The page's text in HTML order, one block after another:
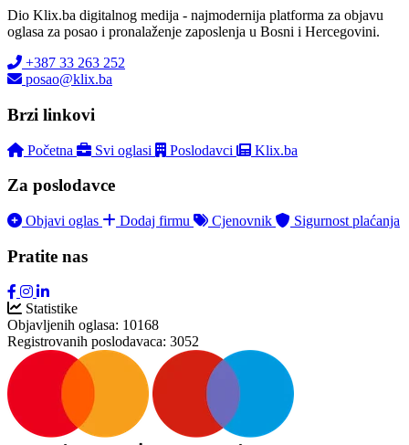
Dio Klix.ba digitalnog medija - najmodernija platforma za objavu
oglasa za posao i pronalaženje zaposlenja u Bosni i Hercegovini.
+387 33 263 252
posao@klix.ba
Brzi linkovi
Početna Svi oglasi Poslodavci Klix.ba
Za poslodavce
Objavi oglas Dodaj firmu Cjenovnik Sigurnost plaćanja
Pratite nas
Statistike
Objavljenih oglasa: 10168
Registrovanih poslodavaca: 3052